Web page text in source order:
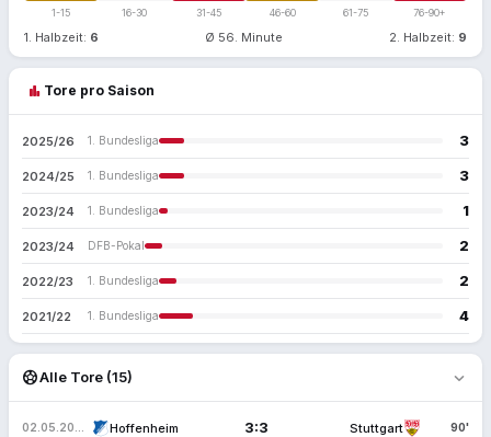
1-15 16-30 31-45 46-60 61-75 76-90+
1. Halbzeit: 6 Ø 56. Minute 2. Halbzeit: 9
bar_chart Tore pro Saison
2025/26 1. Bundesliga 3
2024/25 1. Bundesliga 3
2023/24 1. Bundesliga 1
2023/24 DFB-Pokal 2
2022/23 1. Bundesliga 2
2021/22 1. Bundesliga 4
sports_soccerAlle Tore (15) expand_more
Hoffenheim 3:3 Stuttgart 90'